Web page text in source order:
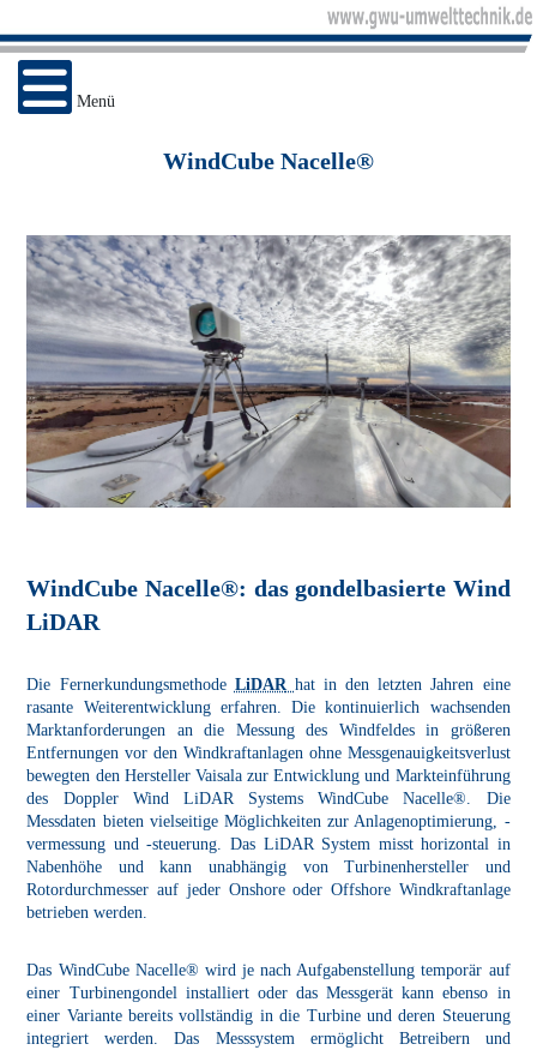
Menü
WindCube Nacelle®
WindCube Nacelle®: das gondelbasierte Wind
LiDAR
Die Fernerkundungsmethode LiDAR hat in den letzten Jahren eine
rasante Weiterentwicklung erfahren. Die kontinuierlich wachsenden
Marktanforderungen an die Messung des Windfeldes in größeren
Entfernungen vor den Windkraftanlagen ohne Messgenauigkeitsverlust
bewegten den Hersteller Vaisala zur Entwicklung und Markteinführung
des Doppler Wind LiDAR Systems WindCube Nacelle®. Die
Messdaten bieten vielseitige Möglichkeiten zur Anlagenoptimierung, -
vermessung und -steuerung. Das LiDAR System misst horizontal in
Nabenhöhe und kann unabhängig von Turbinenhersteller und
Rotordurchmesser auf jeder Onshore oder Offshore Windkraftanlage
betrieben werden.
Das WindCube Nacelle® wird je nach Aufgabenstellung temporär auf
einer Turbinengondel installiert oder das Messgerät kann ebenso in
einer Variante bereits vollständig in die Turbine und deren Steuerung
integriert werden. Das Messsystem ermöglicht Betreibern und